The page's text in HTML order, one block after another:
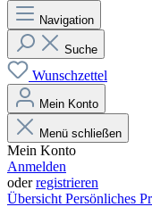
Navigation
Suche
Wunschzettel
Mein Konto
Menü schließen
Mein Konto
Anmelden
oderregistrieren
Übersicht Persönliches